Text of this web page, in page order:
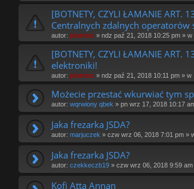
[BOTNETY, CZYLI ŁAMANIE ART.
Centralnych zdalnych operatorów
autor: piotrniz » ndz paź 21, 2018 10:25 pm » w
[BOTNETY, CZYLI ŁAMANIE
elektroniki!
autor: piotrniz » ndz paź 21, 2018 10:11 pm » w
Możecie przestać wkurwiać tym
autor: wqrwiony qbek » pn wrz 17, 2018 10:17
Jaka frezarka JSDA?
autor: marjuczek » czw wrz 06, 2018 7:01 pm »
Jaka frezarka JSDA?
autor: czekkeczb19 » czw wrz 06, 2018 9:59 am
Kofi Atta Annan